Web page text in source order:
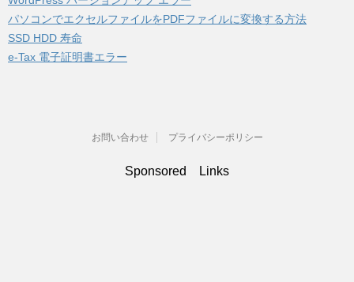
パソコンでエクセルファイルをPDFファイルに変換する方法
SSD HDD 寿命
e-Tax 電子証明書エラー
お問い合わせ プライバシーポリシー
Sponsored Links